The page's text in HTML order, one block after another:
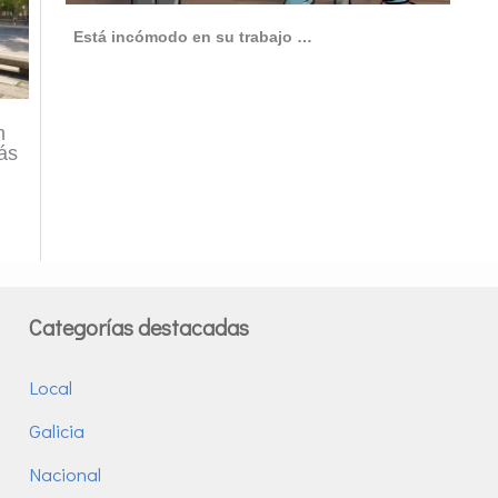
Está incómodo en su trabajo …
Categorías destacadas
Local
Galicia
Nacional